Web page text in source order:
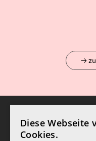
→
HOME
Diese Webseite
Cookies.